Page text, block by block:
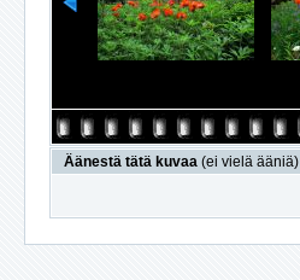
Äänestä tätä kuvaa (ei vielä ääniä)